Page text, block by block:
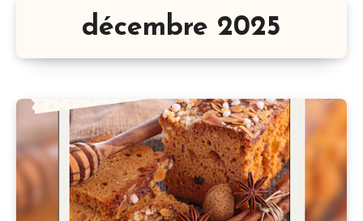
décembre 2025